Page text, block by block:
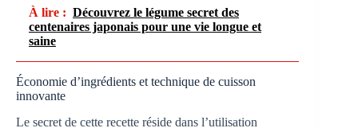
À lire : Découvrez le légume secret des
centenaires japonais pour une vie longue et
saine
Économie d’ingrédients et technique de cuisson
innovante
Le secret de cette recette réside dans l’utilisation